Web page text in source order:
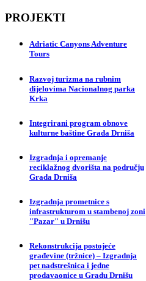
PROJEKTI
Adriatic Canyons Adventure
Tours
Razvoj turizma na rubnim
dijelovima Nacionalnog parka
Krka
Integrirani program obnove
kulturne baštine Grada Drniša
Izgradnja i opremanje
reciklažnog dvorišta na području
Grada Drniša
Izgradnja prometnice s
infrastrukturom u stambenoj zoni
"Pazar" u Drnišu
Rekonstrukcija postojeće
građevine (tržnice) – Izgradnja
pet nadstrešnica i jedne
prodavaonice u Gradu Drnišu